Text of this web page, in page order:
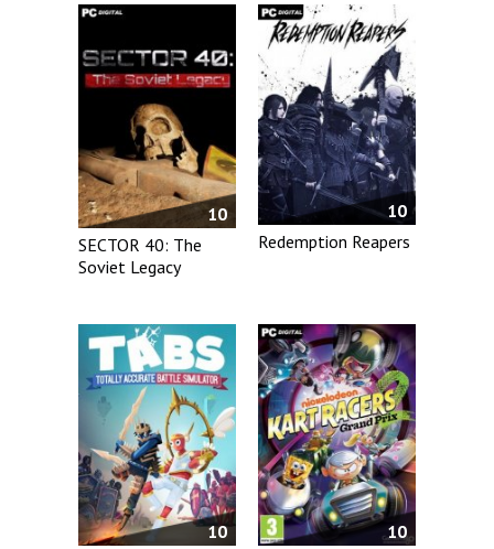
10
SECTOR 40: The
Soviet Legacy
10
Redemption Reapers
10
10